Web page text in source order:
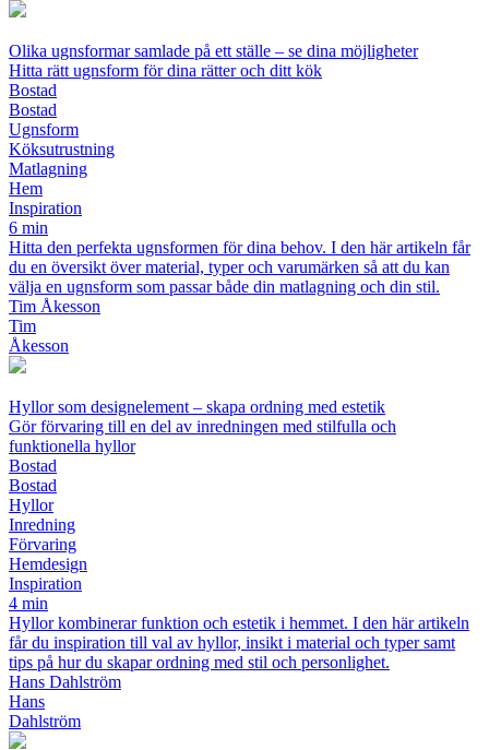
Olika ugnsformar samlade på ett ställe – se dina möjligheter
Hitta rätt ugnsform för dina rätter och ditt kök
Bostad
Bostad
Ugnsform
Köksutrustning
Matlagning
Hem
Inspiration
6 min
Hitta den perfekta ugnsformen för dina behov. I den här artikeln får
du en översikt över material, typer och varumärken så att du kan
välja en ugnsform som passar både din matlagning och din stil.
Tim Åkesson
Tim
Åkesson
Hyllor som designelement – skapa ordning med estetik
Gör förvaring till en del av inredningen med stilfulla och
funktionella hyllor
Bostad
Bostad
Hyllor
Inredning
Förvaring
Hemdesign
Inspiration
4 min
Hyllor kombinerar funktion och estetik i hemmet. I den här artikeln
får du inspiration till val av hyllor, insikt i material och typer samt
tips på hur du skapar ordning med stil och personlighet.
Hans Dahlström
Hans
Dahlström